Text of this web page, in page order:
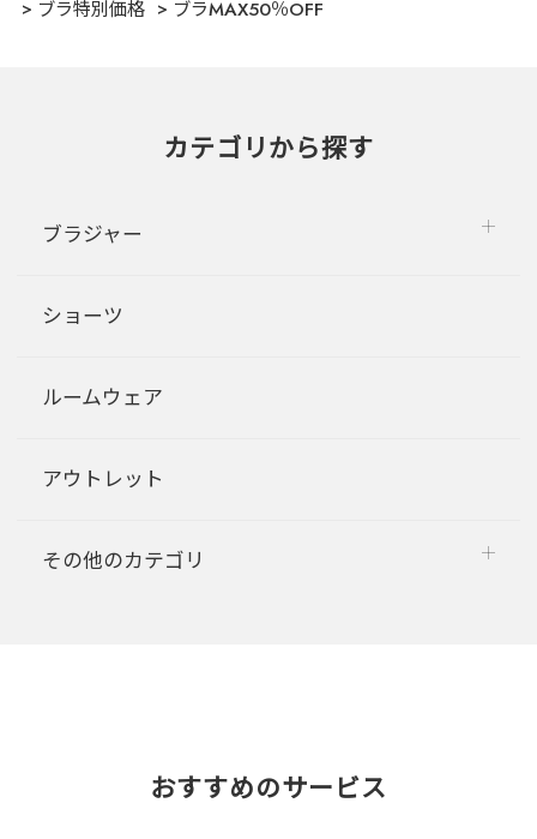
ブラ特別価格
ブラMAX50％OFF
カテゴリから探す
ブラジャー
ショーツ
ルームウェア
アウトレット
その他のカテゴリ
おすすめのサービス